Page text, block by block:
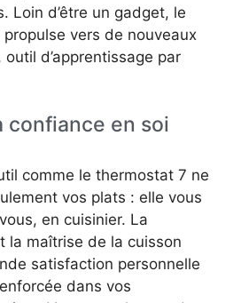
Loin d’être un gadget, le
vers de nouveaux
d’apprentissage par
confiance en soi
comme le thermostat 7 ne
vos plats : elle vous
en cuisinier. La
la maîtrise de la cuisson
satisfaction personnelle
dans vos